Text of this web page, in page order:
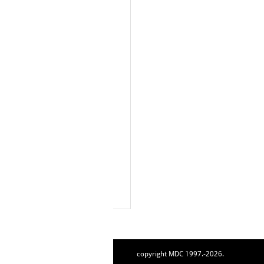
copyright MDC 1997.-2026.